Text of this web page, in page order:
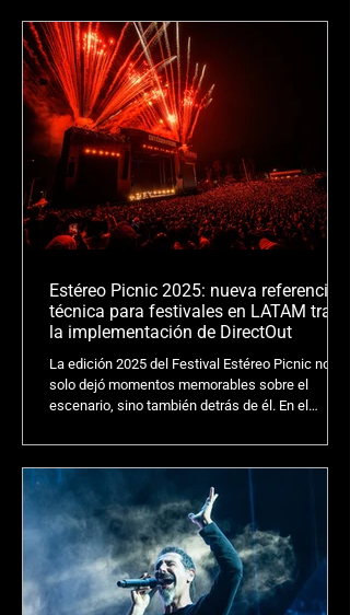
Estéreo Picnic 2025: nueva referencia
técnica para festivales en LATAM tras
la implementación de DirectOut
La edición 2025 del Festival Estéreo Picnic no
solo dejó momentos memorables sobre el
escenario, sino también detrás de él. En el
estándar para la producción de audio en vivo a
gran escala en Latinoamérica gracias a la
implementación de la plataforma PRODIGY de
DirectOut.